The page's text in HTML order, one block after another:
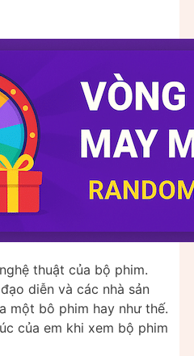
thuật của bộ phim.
diễn và các nhà sản
một bô phim hay như thế.
của em khi xem bộ phim